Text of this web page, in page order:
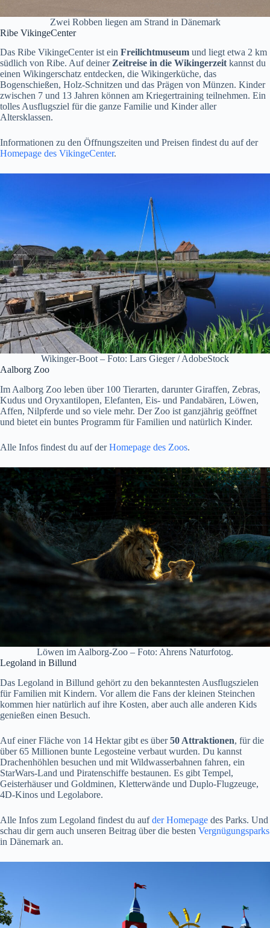
Zwei Robben liegen am Strand in Dänemark
Ribe VikingeCenter
Das Ribe VikingeCenter ist ein Freilichtmuseum und liegt etwa 2 km
südlich von Ribe. Auf deiner Zeitreise in die Wikingerzeit kannst du
einen Wikingerschatz entdecken, die Wikingerküche, das
Bogenschießen, Holz-Schnitzen und das Prägen von Münzen. Kinder
zwischen 7 und 13 Jahren können am Kriegertraining teilnehmen. Ein
tolles Ausflugsziel für die ganze Familie und Kinder aller
Altersklassen.
Informationen zu den Öffnungszeiten und Preisen findest du auf der
Homepage des VikingeCenter.
Wikinger-Boot – Foto: Lars Gieger / AdobeStock
Aalborg Zoo
Im Aalborg Zoo leben über 100 Tierarten, darunter Giraffen, Zebras,
Kudus und Oryxantilopen, Elefanten, Eis- und Pandabären, Löwen,
Affen, Nilpferde und so viele mehr. Der Zoo ist ganzjährig geöffnet
und bietet ein buntes Programm für Familien und natürlich Kinder.
Alle Infos findest du auf derHomepage des Zoos.
Löwen im Aalborg-Zoo – Foto: Ahrens Naturfotog.
Legoland in Billund
Das Legoland in Billund gehört zu den bekanntesten Ausflugszielen
für Familien mit Kindern. Vor allem die Fans der kleinen Steinchen
kommen hier natürlich auf ihre Kosten, aber auch alle anderen Kids
genießen einen Besuch.
Auf einer Fläche von 14 Hektar gibt es über50 Attraktionen, für die
über 65 Millionen bunte Legosteine verbaut wurden. Du kannst
Drachenhöhlen besuchen und mit Wildwasserbahnen fahren, ein
StarWars-Land und Piratenschiffe bestaunen. Es gibt Tempel,
Geisterhäuser und Goldminen, Kletterwände und Duplo-Flugzeuge,
4D-Kinos und Legolabore.
Alle Infos zum Legoland findest du aufder Homepage des Parks. Und
schau dir gern auch unseren Beitrag über die besten Vergnügungsparks
in Dänemark an.